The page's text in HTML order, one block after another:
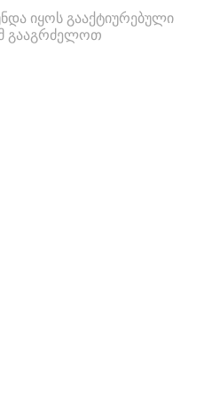
იყოს გააქტიურებული
გააგრძელოთ